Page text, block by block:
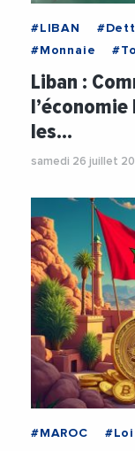
#LIBAN
#Monnaie
Liban :
les…
samedi 26 juillet
#MAROC #Loi